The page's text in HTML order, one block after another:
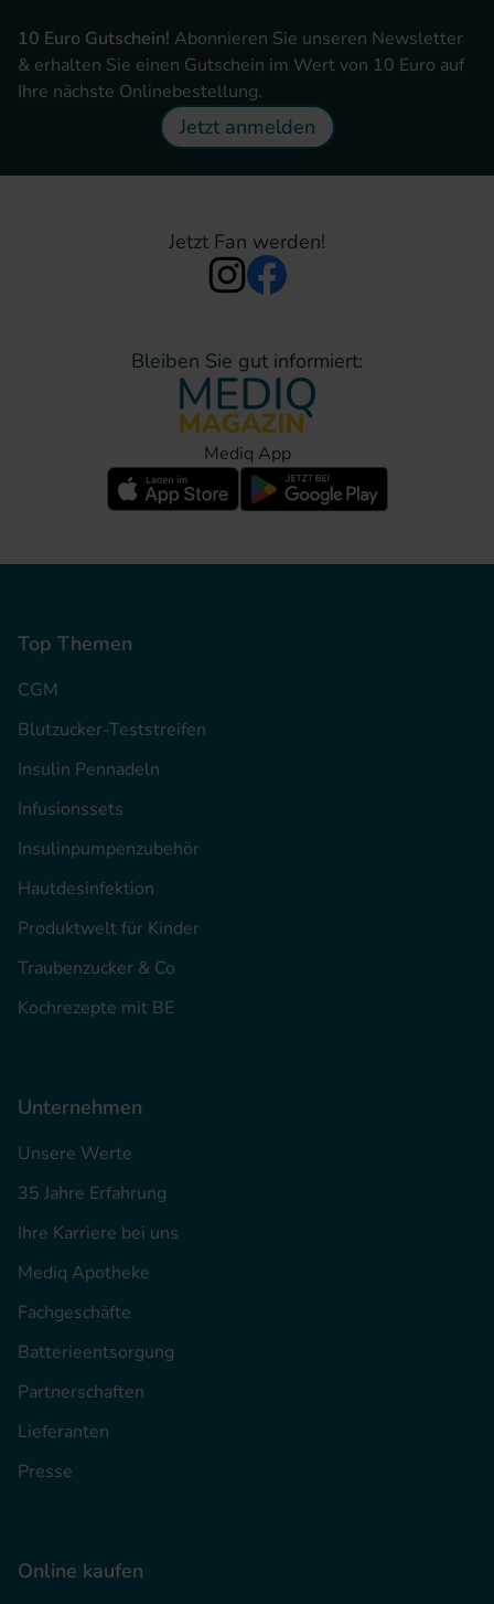
10 Euro Gutschein! Abonnieren Sie unseren Newsletter
& erhalten Sie einen Gutschein im Wert von 10 Euro auf
Ihre nächste Onlinebestellung.
Jetzt anmelden
Jetzt Fan werden!
Bleiben Sie gut informiert:
Mediq App
Top Themen
CGM
Blutzucker-Teststreifen
Insulin Pennadeln
Infusionssets
Insulinpumpenzubehör
Hautdesinfektion
Produktwelt für Kinder
Traubenzucker & Co
Kochrezepte mit BE
Unternehmen
Unsere Werte
35 Jahre Erfahrung
Ihre Karriere bei uns
Mediq Apotheke
Fachgeschäfte
Batterieentsorgung
Partnerschaften
Lieferanten
Presse
Online kaufen